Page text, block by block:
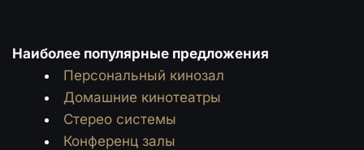
Наиболее популярные предложения
Персональный кинозал
Домашние кинотеатры
Стерео системы
Конференц залы